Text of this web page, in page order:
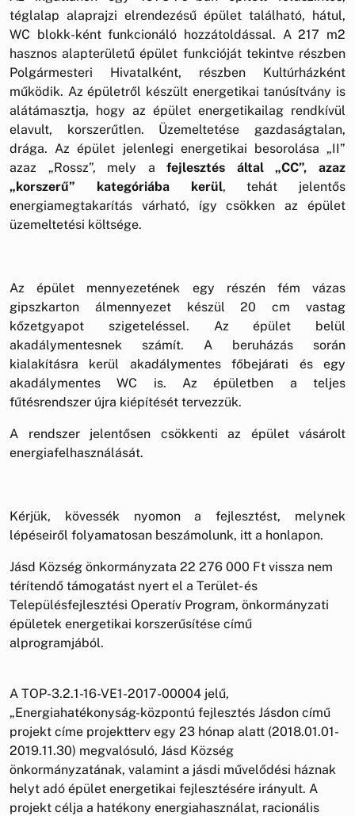
téglalap alaprajzi elrendezésű épület található, hátul,
WC blokk-ként funkcionáló hozzátoldással. A 217 m2
hasznos alapterületű épület funkcióját tekintve részben
Polgármesteri Hivatalként, részben Kultúrházként
működik. Az épületről készült energetikai tanúsítvány is
alátámasztja, hogy az épület energetikailag rendkívül
elavult, korszerűtlen. Üzemeltetése gazdaságtalan,
drága. Az épület jelenlegi energetikai besorolása „II”
azaz „Rossz”, mely afejlesztés által „CC”, azaz
„korszerű” kategóriába kerül, tehát jelentős
energiamegtakarítás várható, így csökken az épület
üzemeltetési költsége.
Az épület mennyezetének egy részén fém vázas
gipszkarton álmennyezet készül 20 cm vastag
kőzetgyapot szigeteléssel. Az épület belül
akadálymentesnek számít. A beruházás során
kialakításra kerül akadálymentes főbejárati és egy
akadálymentes WC is. Az épületben a teljes
fűtésrendszer újra kiépítését tervezzük.
A rendszer jelentősen csökkenti az épület vásárolt
energiafelhasználását.
Kérjük, kövessék nyomon a fejlesztést, melynek
lépéseiről folyamatosan beszámolunk, itt a honlapon.
Jásd Község önkormányzata 22 276 000 Ft vissza nem
térítendő támogatást nyert el a Terület- és
Településfejlesztési Operatív Program, önkormányzati
épületek energetikai korszerűsítése című
alprogramjából.
A TOP-3.2.1-16-VE1-2017-00004 jelű,
„Energiahatékonyság-központú fejlesztés Jásdon című
projekt címe projektterv egy 23 hónap alatt (2018.01.01-
2019.11.30) megvalósuló, Jásd Község
önkormányzatának, valamint a jásdi művelődési háznak
helyt adó épület energetikai fejlesztésére irányult. A
projekt célja a hatékony energiahasználat, racionális